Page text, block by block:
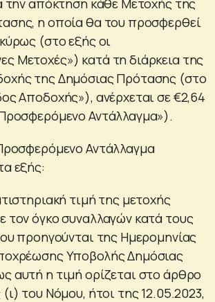
η οποία θα του προσφερθεί
(στο εξής οι
Μετοχές») κατά τη διάρκεια της
της Δημόσιας Πρότασης (στο
Αποδοχής»), ανέρχεται σε €2,64
Αντάλλαγμα»).
Αντάλλαγμα
εξής:
τιμή της μετοχής
τον όγκο συναλλαγών κατά τους
προηγούνται της Ημερομηνίας
Υποβολής Δημόσιας
αυτή η τιμή ορίζεται στο άρθρο
του Νόμου, ήτοι της 12.05.2023,